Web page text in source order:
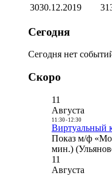
3030.12.2019 31
Сегодня
Сегодня нет
Скоро
11
Августа
11:30- 12:30
Виртуальный
Показ м/ф
мин.)
11
Августа